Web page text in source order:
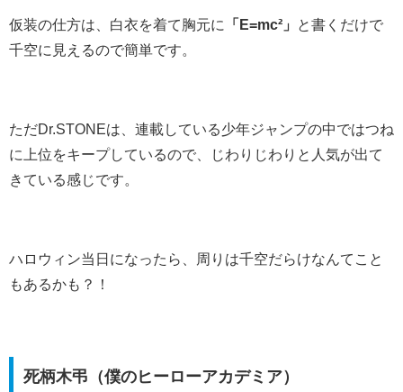
仮装の仕方は、白衣を着て胸元に 「E=mc²」
と書くだけで
千空に見えるので簡単です。
ただDr.STONEは、連載している少年ジャンプの中ではつね
に上位をキープしているので、じわりじわりと人気が出て
きている感じです。
ハロウィン当日になったら、周りは千空だらけなんてこと
もあるかも？！
死柄木弔（僕のヒーローアカデミア）